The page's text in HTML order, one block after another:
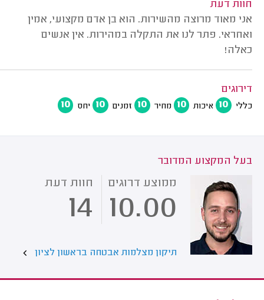
חוות דעת
אני מאוד מרוצה מהשירות. הוא בן אדם מקצועי, אמין
ואחראי. פתר לנו את התקלה במהירות. אין אנשים
כאלה!
דירוגים
כללי 10 איכות 10 מחיר 10 זמנים 10 יחס 10
בעל המקצוע המדובר
ממוצע דרוגים
10.00
חוות דעת
14
תיקון מצלמות אבטחה בראשון לציון